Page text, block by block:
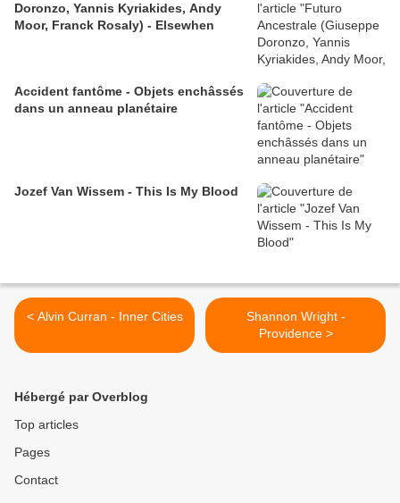
Doronzo, Yannis Kyriakides, Andy
Moor, Franck Rosaly) - Elsewhen
Accident fantôme - Objets enchâssés
dans un anneau planétaire
Jozef Van Wissem - This Is My Blood
< Alvin Curran - Inner Cities
Shannon Wright -
Providence >
Hébergé par Overblog
Top articles
Pages
Contact